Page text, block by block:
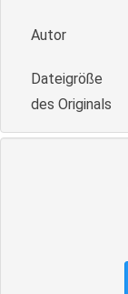
Autor
Dateigröße
des Originals